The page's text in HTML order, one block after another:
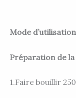
Mode d’utilisation
Préparation de
1.Faire bouillir